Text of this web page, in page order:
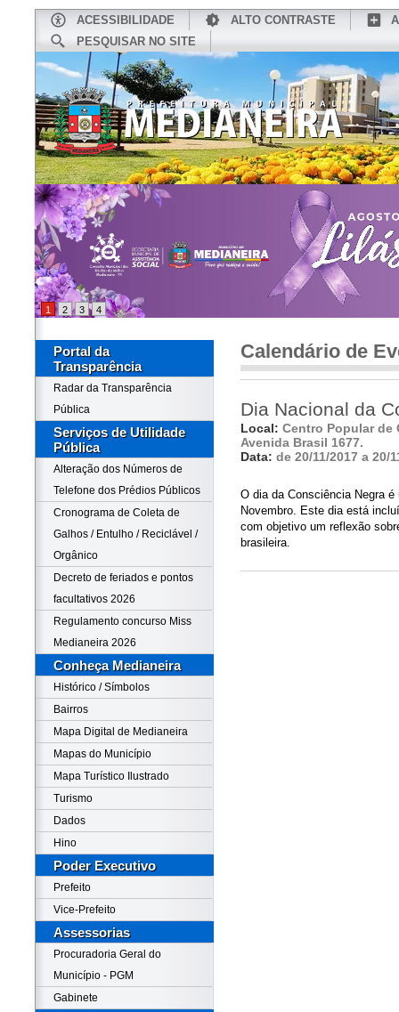
ACESSIBILIDADE ALTO CONTRASTE
PESQUISAR NO SITE
CONHEÇA MEDIANEIRA
1 2 3 4
Portal da
Transparência
Radar da Transparência
Pública
Serviços de Utilidade
Pública
Alteração dos Números de
Telefone dos Prédios Públicos
Cronograma de Coleta de
Galhos / Entulho / Reciclável /
Orgânico
Decreto de feriados e pontos
facultativos 2026
Regulamento concurso Miss
Medianeira 2026
Conheça Medianeira
Histórico / Símbolos
Bairros
Mapa Digital de Medianeira
Mapas do Município
Mapa Turístico Ilustrado
Turismo
Dados
Hino
Poder Executivo
Prefeito
Vice-Prefeito
Assessorias
Procuradoria Geral do
Município - PGM
Gabinete
Calendário de
Dia Nacional da
Local: Centro Popular de
Avenida Brasil 1677.
Data: de 20/11/2017 a 20/
O dia da Consciência Negra
Novembro. Este dia está
com objetivo um reflexão
brasileira.